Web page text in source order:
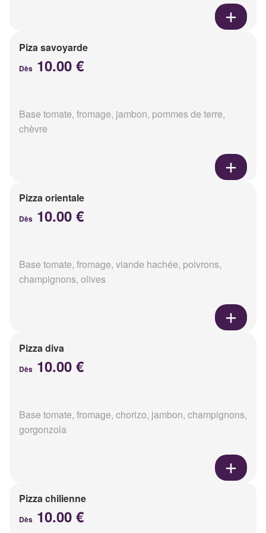
Piza savoyarde
Dès 10.00 €
Base tomate, fromage, jambon, pommes de terre,
chèvre
Pizza orientale
Dès 10.00 €
Base tomate, fromage, viande hachée, poivrons,
champignons, olives
Pizza diva
Dès 10.00 €
Base tomate, fromage, chorizo, jambon, champignons,
gorgonzola
Pizza chilienne
Dès 10.00 €